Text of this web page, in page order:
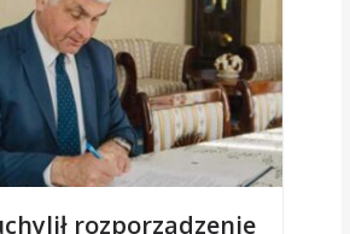
rozporządzenie